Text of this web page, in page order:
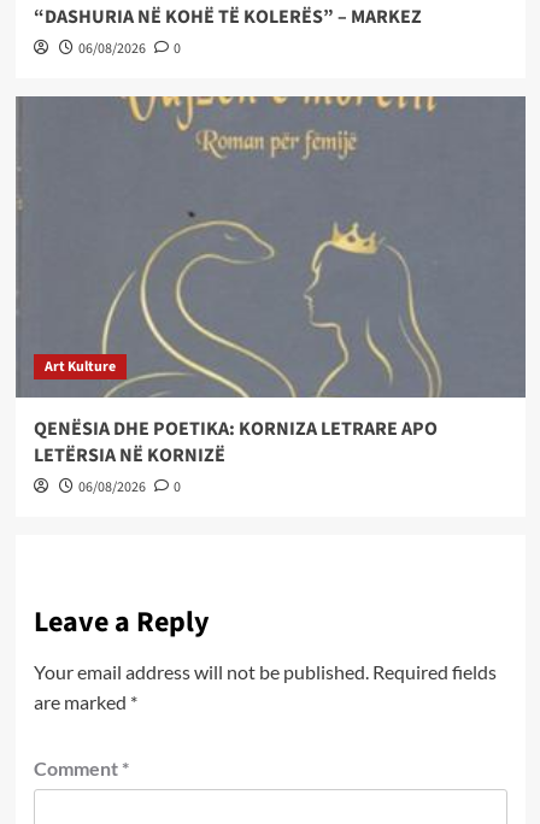
“DASHURIA NË KOHË TË KOLERËS” – MARKEZ
06/08/2026 0
Art Kulture
QENËSIA DHE POETIKA: KORNIZA LETRARE APO
LETËRSIA NË KORNIZË
06/08/2026 0
Leave a Reply
Your email address will not be published. Required fields
are marked *
Comment *